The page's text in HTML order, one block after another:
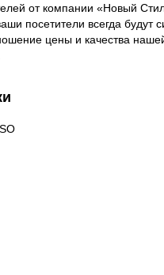
от компании «Новый
посетители всегда будут
цены и качества